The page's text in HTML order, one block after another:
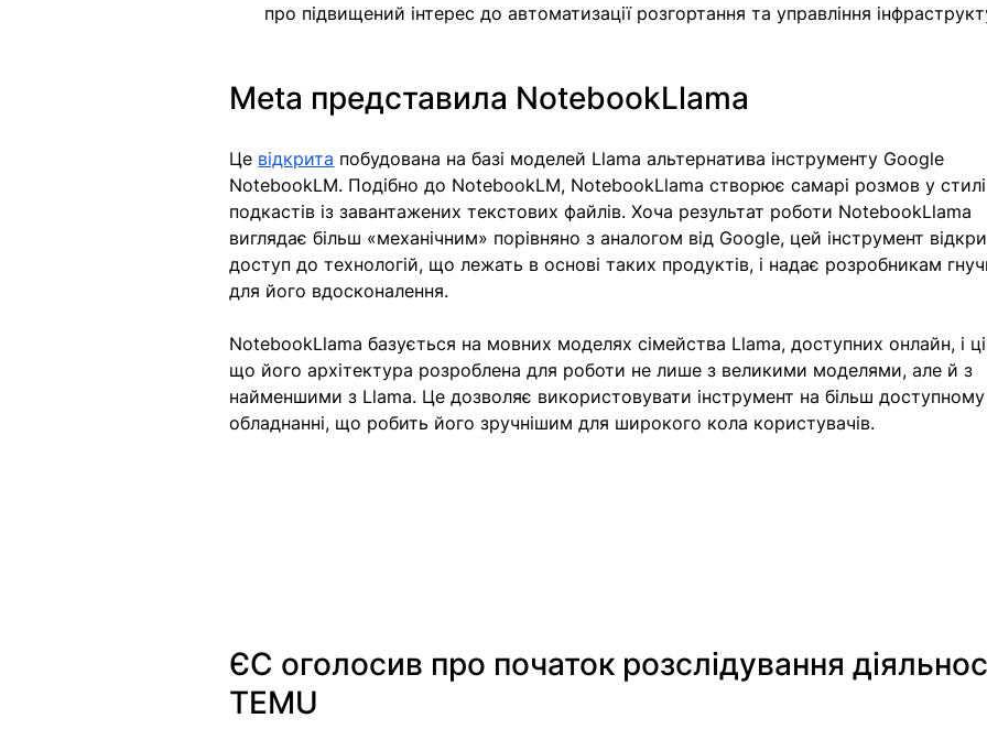
про підвищений інтерес до автоматизації розгортання та управління
Meta представила NotebookLlama
Це відкрита побудована на базі моделей Llama альтернатива інструменту Google
NotebookLM. Подібно до NotebookLM, NotebookLlama створює самарі розмов у стилі
подкастів із завантажених текстових файлів. Хоча результат роботи NotebookLlama
виглядає більш «механічним» порівняно з аналогом від Google, цей інструмент
доступ до технологій, що лежать в основі таких продуктів, і надає розробникам
для його вдосконалення.
NotebookLlama базується на мовних моделях сімейства Llama, доступних онлайн, і
що його архітектура розроблена для роботи не лише з великими моделями, але й з
найменшими з Llama. Це дозволяє використовувати інструмент на більш доступному
обладнанні, що робить його зручнішим для широкого кола користувачів.
ЄС оголосив про початок розслідування
TEMU